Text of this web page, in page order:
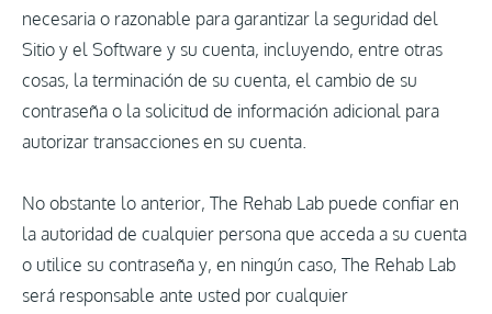
necesaria o razonable para garantizar la seguridad del
Sitio y el Software y su cuenta, incluyendo, entre otras
cosas, la terminación de su cuenta, el cambio de su
contraseña o la solicitud de información adicional para
autorizar transacciones en su cuenta.
No obstante lo anterior, The Rehab Lab puede confiar en
la autoridad de cualquier persona que acceda a su cuenta
o utilice su contraseña y, en ningún caso, The Rehab Lab
será responsable ante usted por cualquier